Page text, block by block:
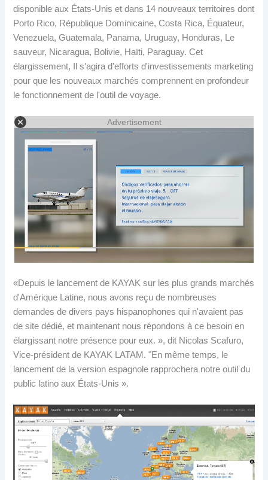
disponible aux États-Unis et dans 14 nouveaux territoires dont
Porto Rico, République Dominicaine, Costa Rica, Équateur,
Venezuela, Guatemala, Panama, Uruguay, Honduras, Le
sauveur, Nicaragua, Bolivie, Haïti, Paraguay. Cet
élargissement, Il s'agira d'efforts d'investissements marketing
pour que les nouveaux marchés comprennent en profondeur
le fonctionnement de l'outil de voyage.
Advertisement
«Depuis le lancement de KAYAK sur les plus grands marchés
d'Amérique Latine, nous avons reçu de nombreuses
demandes de divers pays hispanophones qui n'avaient pas
de site dédié, et maintenant nous répondons à ce besoin en
élargissant notre présence pour eux. », dit Nicolas Scafuro,
Vice-président de KAYAK LATAM. "En même temps, le
lancement de la version espagnole rapprochera notre outil du
public latino aux États-Unis ».